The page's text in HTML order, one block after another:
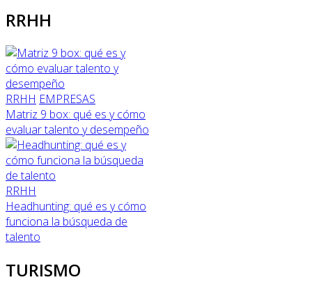
RRHH
RRHH EMPRESAS
Matriz 9 box: qué es y cómo
evaluar talento y desempeño
RRHH
Headhunting: qué es y cómo
funciona la búsqueda de
talento
TURISMO